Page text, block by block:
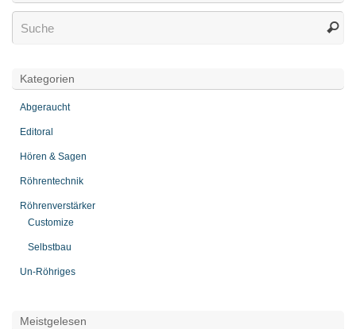
Kategorien
Abgeraucht
Editoral
Hören & Sagen
Röhrentechnik
Röhrenverstärker
Customize
Selbstbau
Un-Röhriges
Meistgelesen